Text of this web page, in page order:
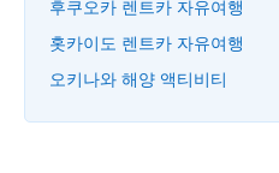
후쿠오카 렌트카 자유여행
홋카이도 렌트카 자유여행
오키나와 해양 액티비티